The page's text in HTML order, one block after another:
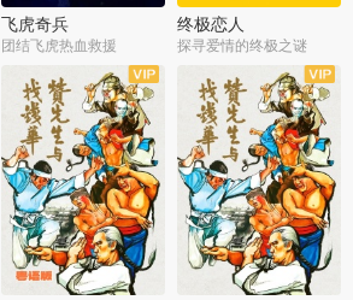
飞虎奇兵
团结飞虎热血救援
终极恋人
探寻爱情的终极之谜